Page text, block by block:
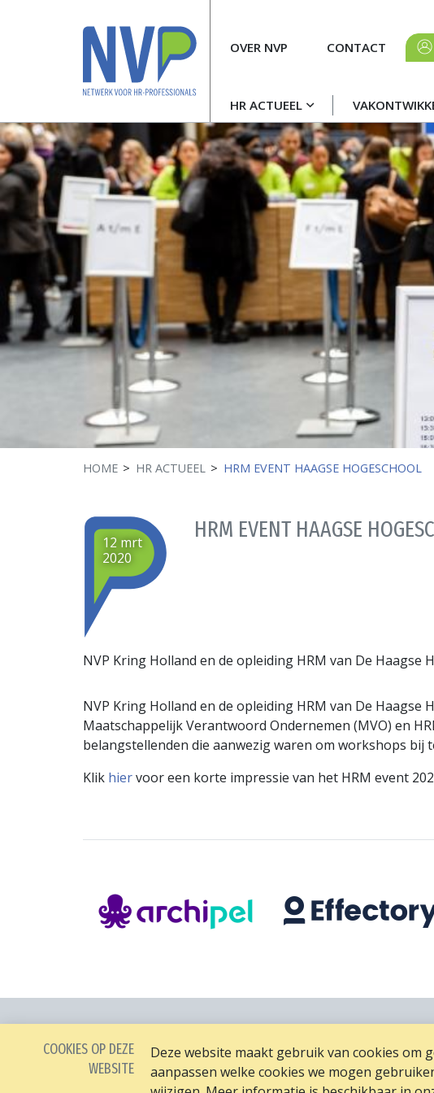
Hoofdnavigatie
HR ACTUEEL
MetaOVER NVP CONTACT
HOME HR ACTUEEL HRM EVENT HAAGSE HOGESCHOOL
HRM EVENT HAAGSE
12 mrt
2020
NVP Kring Holland en de opleiding HRM van De
NVP Kring Holland en de opleiding HRM van De
Maatschappelijk Verantwoord Ondernemen (MVO) en
belangstellenden die aanwezig waren om workshops bij
Klik hiervoor een korte impressie van het HRM event
COOKIES OP DEZE
WEBSITE
Deze website maakt gebruik van cookies om
aanpassen welke cookies we mogen